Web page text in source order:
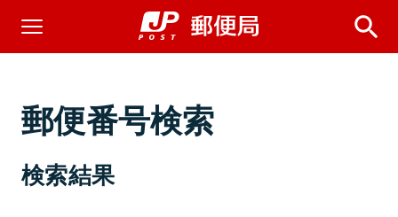
郵便番号検索
検索結果